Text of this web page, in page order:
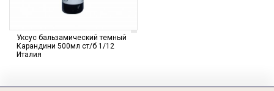
Уксус бальзамический темный
Карандини 500мл ст/б 1/12
Италия